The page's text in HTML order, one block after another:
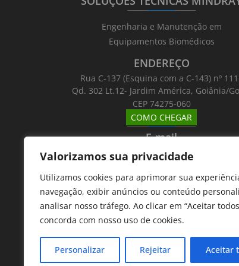
Valorizamos sua privacidade
Utilizamos cookies para aprimorar sua
navegação, exibir anúncios ou conteúdo
analisar nosso tráfego. Ao clicar em “Aceitar
concorda com nosso uso de cookies.
Personalizar Rejeitar Aceitar
_______________________
Engenharia e Manutenção em
Equipamentos Biomédicos
ENDEREÇO
Rua C-137 (Esquina com a C-143) nº
Qd. 302 Lt.12- Jardim América, Goiânia/
CEP 74275-060
COMO CHEGAR
_______________________
E-mail
Email: atntecnologiabrasil@gmail.com
Telefones
_______ ________________
62 9 8610 7777
11 9 7533 5757